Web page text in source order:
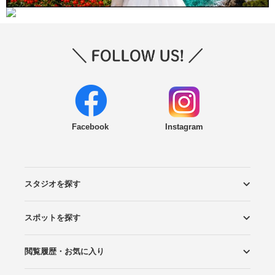
Facebook Instagram
スタジオを探す
エリアから探す
こだわりから探す
NEW PHOTO STYLE
プランから探す
フォトタイプ診断
フォトグラファーから探す
国内リゾートから探す
スポットを探す
ロケーションから探す
スタジオから探す
閲覧履歴・お気に入り